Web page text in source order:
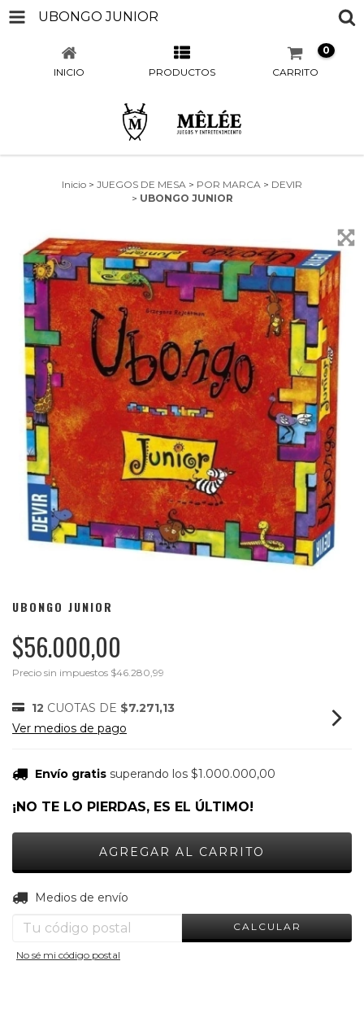
UBONGO JUNIOR
INICIO PRODUCTOS CARRITO
0
Inicio > JUEGOS DE MESA > POR MARCA > DEVIR
> UBONGO JUNIOR
UBONGO JUNIOR
$56.000,00
Precio sin impuestos $46.280,99
12 CUOTAS DE $7.271,13
Ver medios de pago
Envío gratis superando los $1.000.000,00
¡NO TE LO PIERDAS, ES EL ÚLTIMO!
Entregas para el CP:
Medios de envío
CALCULAR
No sé mi código postal